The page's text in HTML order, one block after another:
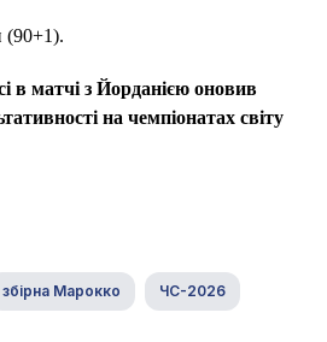
(90+1).
в матчі з Йорданією оновив
на чемпіонатах світу
збірна Марокко ЧС-2026